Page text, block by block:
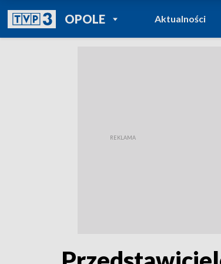
OPOLEPOWRÓT DO
TVP REGIONY
Aktualności